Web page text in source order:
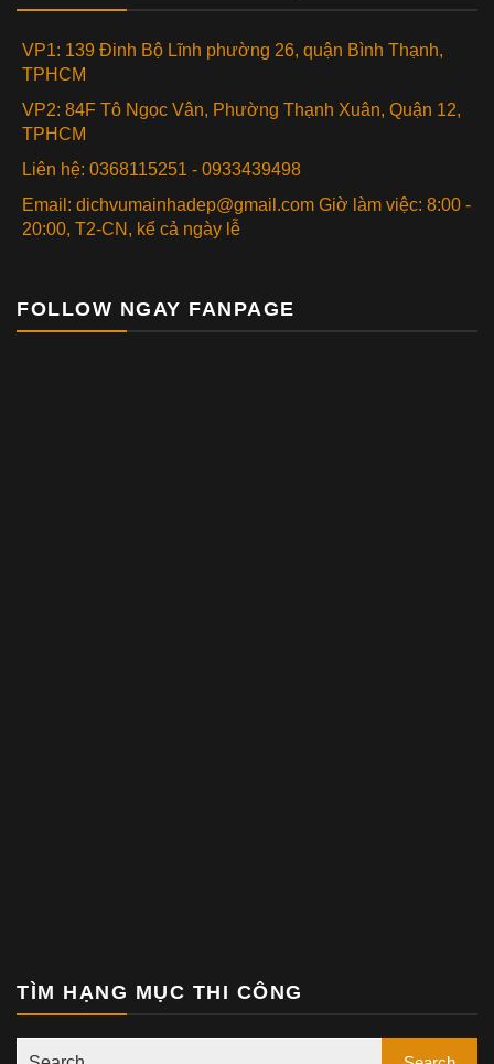
VP1: 139 Đinh Bộ Lĩnh phường 26, quận Bình Thạnh,
TPHCM
VP2: 84F Tô Ngọc Vân, Phường Thạnh Xuân, Quận 12,
TPHCM
Liên hệ: 0368115251 - 0933439498
Email: dichvumainhadep@gmail.com Giờ làm việc: 8:00 -
20:00, T2-CN, kể cả ngày lễ
FOLLOW NGAY FANPAGE
TÌM HẠNG MỤC THI CÔNG